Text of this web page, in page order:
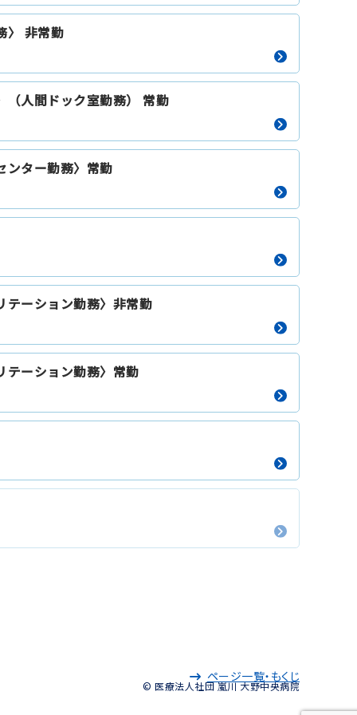
〉 非常勤
（人間ドック室勤務） 常勤
ンター勤務〉常勤
テーション勤務〉非常勤
テーション勤務〉常勤
ページ一覧・もくじ
© 医療法人社団 嵐川 大野中央病院